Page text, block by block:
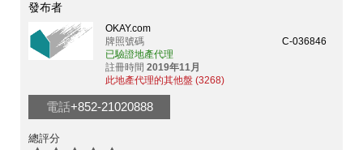
發布者
OKAY.com
牌照號碼
C-036846
已驗證地產代理
註冊時間 2019年11月
此地產代理的其他盤 (3268)
電話+852-21020888
總評分